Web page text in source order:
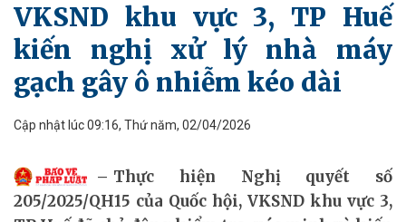
VKSND khu vực 3, TP Huế
kiến nghị xử lý nhà máy
gạch gây ô nhiễm kéo dài
Cập nhật lúc 09:16, Thứ năm, 02/04/2026
Thực hiện Nghị quyết số
205/2025/QH15 của Quốc hội, VKSND khu vực 3,